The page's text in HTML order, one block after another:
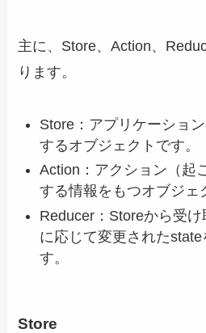
主に、Store、Action、
ります。
Store：アプリケーショ
するオブジェクトです。
Action：アクション（起
する情報をもつオブジェ
Reducer：Storeから受
に応じて変更された
す。
Store